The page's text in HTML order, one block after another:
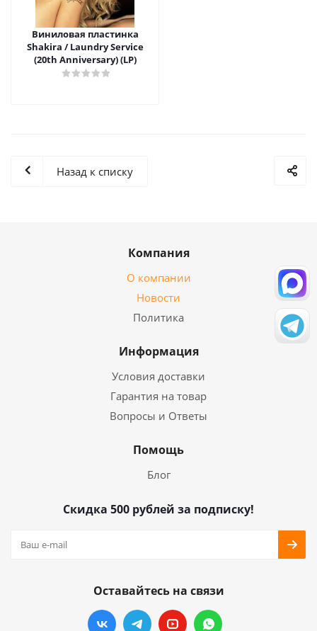
Виниловая пластинка
Shakira / Laundry Service
(20th Anniversary) (LP)
Назад к списку
Компания
О компании
Новости
Политика
Информация
Условия доставки
Гарантия на товар
Вопросы и Ответы
Помощь
Блог
Скидка 500 рублей за подписку!
Оставайтесь на связи